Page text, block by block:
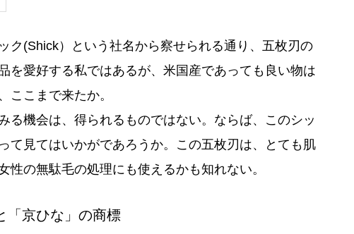
ク(Shick）という社名から察せられる通り、五枚刃の
を愛好する私ではあるが、米国産であっても良い物は
ここまで来たか。
機会は、得られるものではない。ならば、このシッ
て見てはいかがであろうか。この五枚刃は、とても肌
性の無駄毛の処理にも使えるかも知れない。
「京ひな」の商標